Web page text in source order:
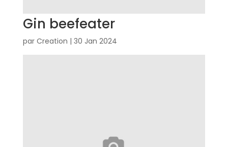
Gin beefeater
par Creation | 30 Jan 2024